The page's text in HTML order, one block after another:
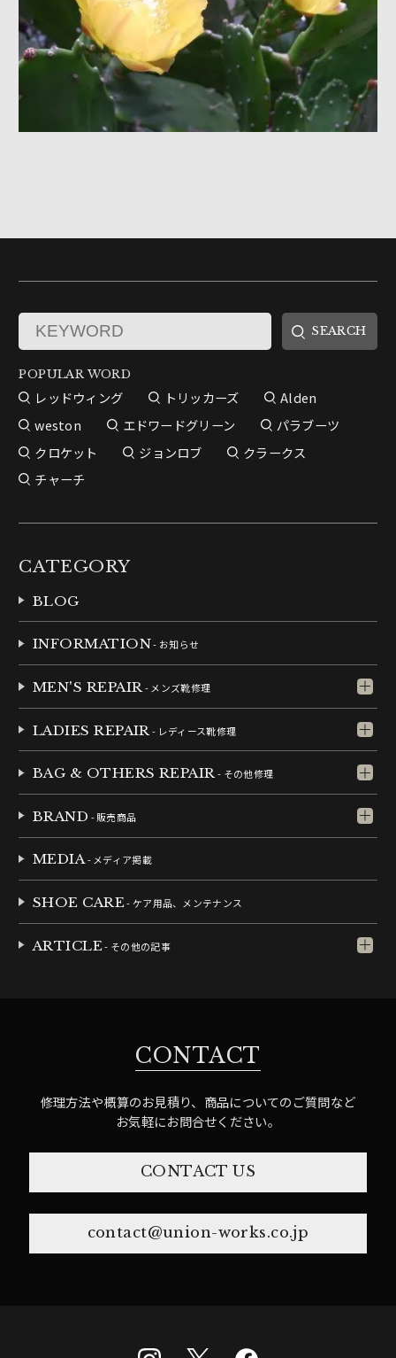
POPULAR WORD
レッドウィング トリッカーズ
Alden
weston
エドワードグリーン
パラブーツ
クロケット
ジョンロブ
クラークス
チャーチ
CATEGORY
BLOG
INFORMATION- お知らせ
MEN'S REPAIR- メンズ靴修理
LADIES REPAIR - レディース靴修理
BAG & OTHERS REPAIR- その他修理
BRAND - 販売商品
MEDIA- メディア掲載
SHOE CARE- ケア用品、メンテナンス
ARTICLE- その他の記事
CONTACT
修理方法や概算のお見積り、商品についてのご質問など
お気軽にお問合せください。
CONTACT US
contact@union-works.co.jp